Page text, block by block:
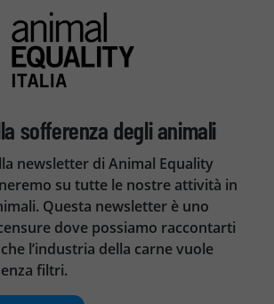
sofferenza degli animali
newsletter di Animal Equality
su tutte le nostre attività in
Questa newsletter è uno
dove possiamo raccontarti
l’industria della carne vuole
filtri.